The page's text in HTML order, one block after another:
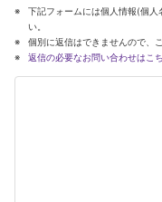
下記フォームには個人情報(個
い。
個別に返信はできませんので、
返信の必要なお問い合わせはこ